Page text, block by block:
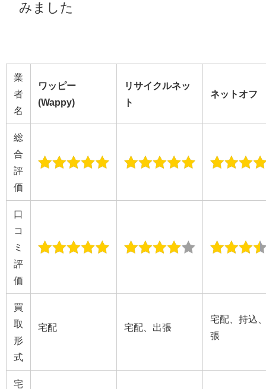
みました
業
者
名
ワッピー
(Wappy)
リサイクルネッ
ト
ネットオフ
総
合
評
価
口
コ
ミ
評
価
買
取
形
式
宅配 宅配、出張
宅配、持込
張
宅